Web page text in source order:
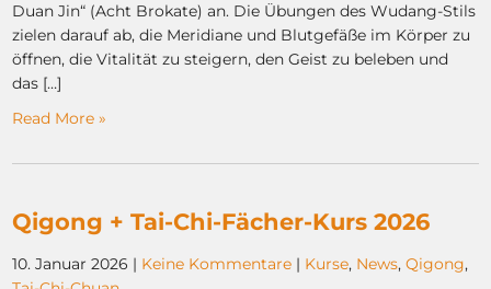
Duan Jin“ (Acht Brokate) an. Die Übungen des Wudang-Stils
zielen darauf ab, die Meridiane und Blutgefäße im Körper zu
öffnen, die Vitalität zu steigern, den Geist zu beleben und
das […]
Read More »
Qigong + Tai-Chi-Fächer-Kurs 2026
10. Januar 2026 | Keine Kommentare | Kurse, News,Qigong,